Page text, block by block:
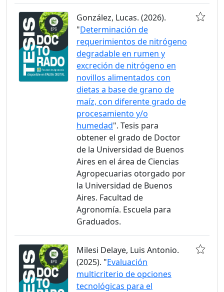
González, Lucas. (2026).
"Determinación de
requerimientos de nitrógeno
degradable en rumen y
excreción de nitrógeno en
novillos alimentados con
dietas a base de grano de
maíz, con diferente grado de
procesamiento y/o
humedad". Tesis para
obtener el grado de Doctor
de la Universidad de Buenos
Aires en el área de Ciencias
Agropecuarias otorgado por
la Universidad de Buenos
Aires. Facultad de
Agronomía. Escuela para
Graduados.
Milesi Delaye, Luis Antonio.
(2025). "Evaluación
multicriterio de opciones
tecnológicas para el